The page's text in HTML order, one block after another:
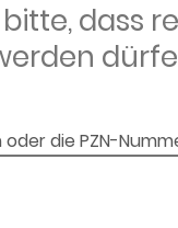
dass
die PZN-